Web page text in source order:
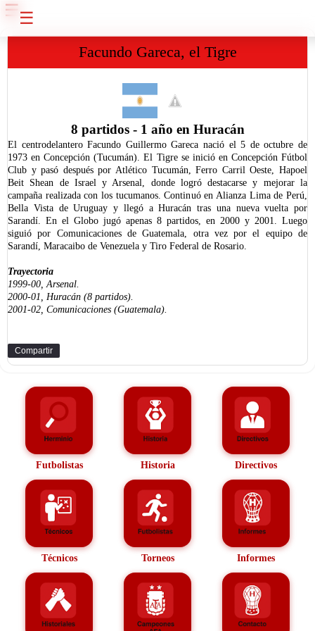
☰
☰
Facundo Gareca, el Tigre
8 partidos - 1 año en Huracán
El centrodelantero Facundo Guillermo Gareca nació el 5 de octubre de
1973 en Concepción (Tucumán). El Tigre se inició en Concepción Fútbol
Club y pasó después por Atlético Tucumán, Ferro Carril Oeste, Hapoel
Beit Shean de Israel y Arsenal, donde logró destacarse y mejorar la
campaña realizada con los tucumanos. Continuó en Alianza Lima de Perú,
Bella Vista de Uruguay y llegó a Huracán tras una nueva vuelta por
Sarandí. En el Globo jugó apenas 8 partidos, en 2000 y 2001. Luego
siguió por Comunicaciones de Guatemala, otra vez por el equipo de
Sarandí, Maracaibo de Venezuela y Tiro Federal de Rosario.
Trayectoria
1999-00, Arsenal.
2000-01, Huracán (8 partidos).
2001-02, Comunicaciones (Guatemala).
Compartir
Futbolistas Historia Directivos
Técnicos Torneos Informes